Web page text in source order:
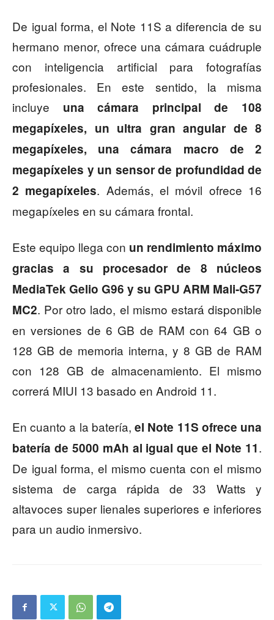
De igual forma, el Note 11S a diferencia de su
hermano menor, ofrece una cámara cuádruple
con inteligencia artificial para fotografías
profesionales. En este sentido, la misma
incluye una cámara principal de 108
megapíxeles, un ultra gran angular de 8
megapíxeles, una cámara macro de 2
megapíxeles y un sensor de profundidad de
2 megapíxeles. Además, el móvil ofrece 16
megapíxeles en su cámara frontal.
Este equipo llega con un rendimiento máximo
gracias a su procesador de 8 núcleos
MediaTek Gelio G96 y su GPU ARM Mali-G57
MC2. Por otro lado, el mismo estará disponible
en versiones de 6 GB de RAM con 64 GB o
128 GB de memoria interna, y 8 GB de RAM
con 128 GB de almacenamiento. El mismo
correrá MIUI 13 basado en Android 11.
En cuanto a la batería,el Note 11S ofrece una
batería de 5000 mAh al igual que el Note 11.
De igual forma, el mismo cuenta con el mismo
sistema de carga rápida de 33 Watts y
altavoces super lienales superiores e inferiores
para un audio inmersivo.